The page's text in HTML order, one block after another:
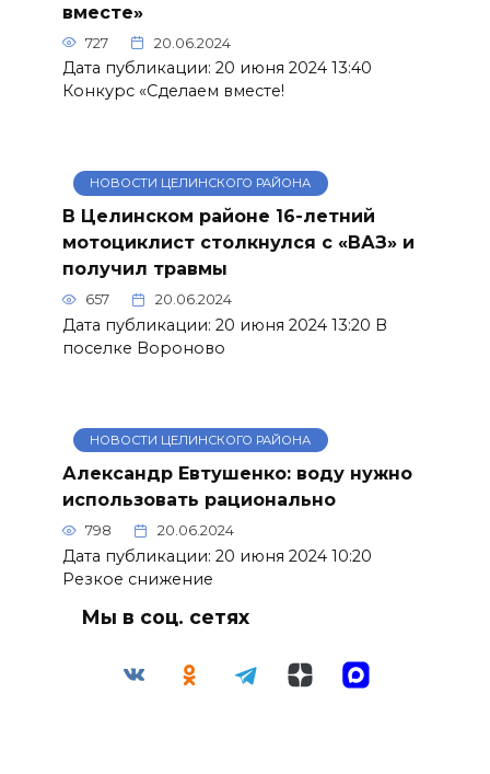
вместе»
727 20.06.2024
Дата публикации: 20 июня 2024 13:40
Конкурс «Сделаем вместе!
НОВОСТИ ЦЕЛИНСКОГО РАЙОНА
В Целинском районе 16-летний
мотоциклист столкнулся с «ВАЗ» и
получил травмы
657 20.06.2024
Дата публикации: 20 июня 2024 13:20 В
поселке Вороново
НОВОСТИ ЦЕЛИНСКОГО РАЙОНА
Александр Евтушенко: воду нужно
использовать рационально
798 20.06.2024
Дата публикации: 20 июня 2024 10:20
Резкое снижение
Мы в соц. сетях